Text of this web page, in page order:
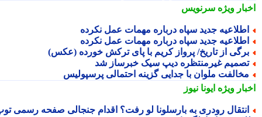
ویژهسرنویس
جدید سپاه درباره مهمات عمل نکرده
جدید سپاه درباره مهمات عمل نکرده
از تاریخ/ پرواز کریم با پای ترکش خورده (عکس)
غیرمنتظره دیپ سیک خبرساز شد
ملوان با جدایی گزینه احتمالی پرسپولیس
ویژهایونا نیوز
رودری به بارسلونا لو رفت؟ اقدام جنجالی صفحه رسمی توپ